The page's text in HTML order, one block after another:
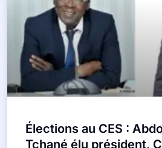
Élections au CES :
Tchané élu président,